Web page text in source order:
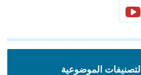
التصنيفات الموضوعية